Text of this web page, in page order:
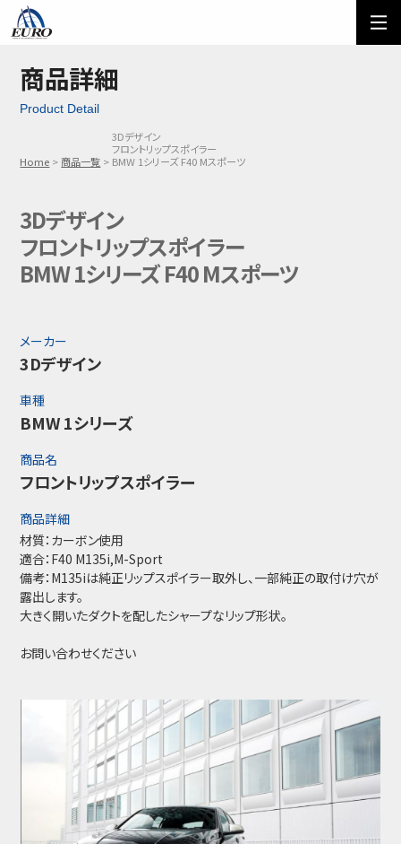
ご利用方法
メール問い合わせ
03-5674-7742
商品詳細
Product Detail
Home 商品一覧
3Dデザイン
フロントリップスポイラー
BMW 1シリーズ F40 Mスポーツ
3Dデザイン
フロントリップスポイラー
BMW 1シリーズ F40 Mスポーツ
メーカー
3Dデザイン
車種
BMW 1シリーズ
商品名
フロントリップスポイラー
商品詳細
材質：カーボン使用
適合：F40 M135i,M-Sport
備考：M135iは純正リップスポイラー取外し、一部純正の取付け穴が
露出します。
大きく開いたダクトを配したシャープなリップ形状。
お問い合わせください